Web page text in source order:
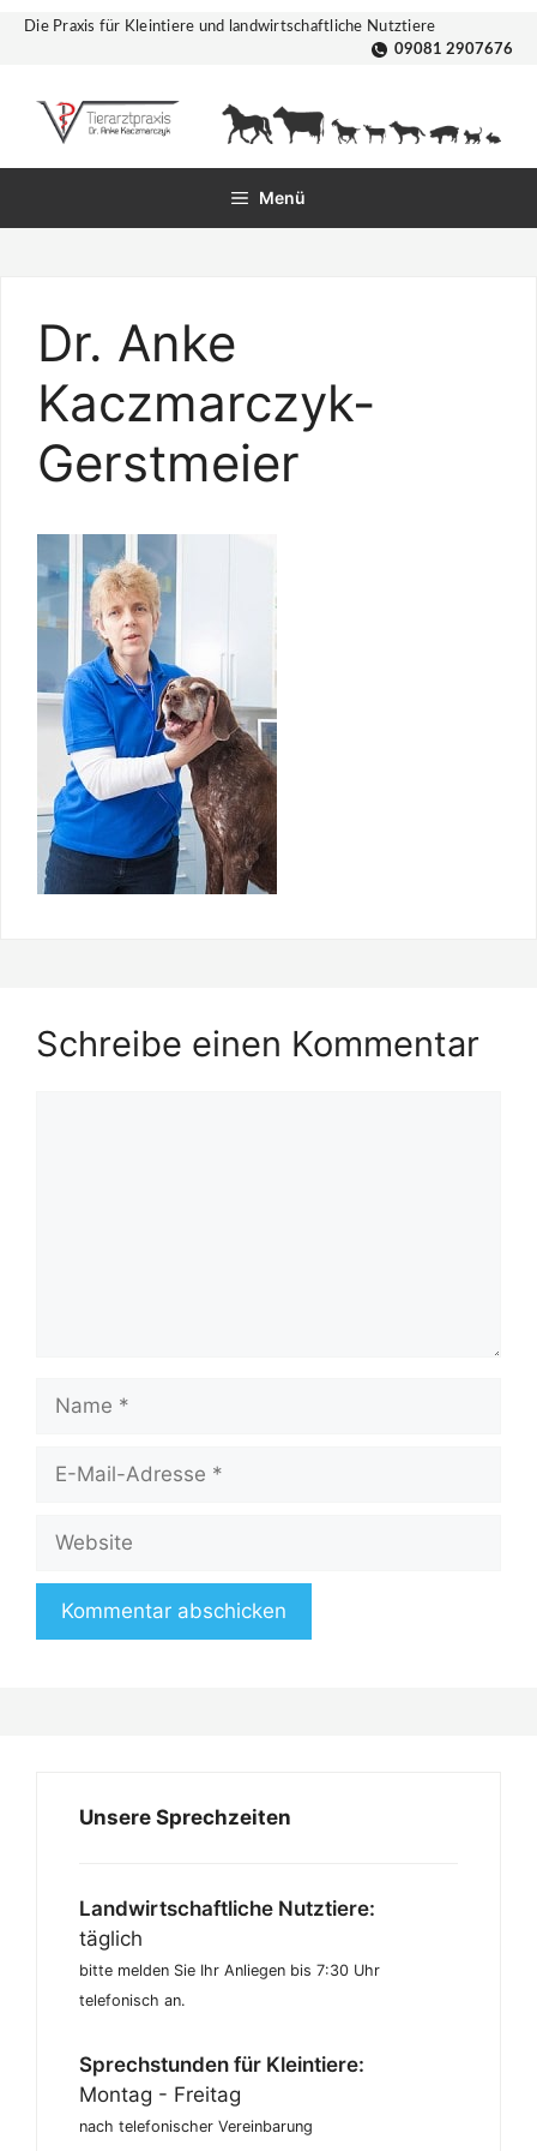
Zum
Die Praxis für Kleintiere und landwirtschaftliche Nutztiere
09081 2907676
Menü
Dr. Anke
Kaczmarczyk-
Gerstmeier
Schreibe einen Kommentar
Mail-
Unsere Sprechzeiten
Landwirtschaftliche Nutztiere:
täglich
bitte melden Sie Ihr Anliegen bis 7:30 Uhr
telefonisch an.
Sprechstunden für Kleintiere:
Montag - Freitag
nach telefonischer Vereinbarung